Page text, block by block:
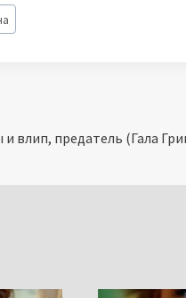
и влип, предатель (Гала